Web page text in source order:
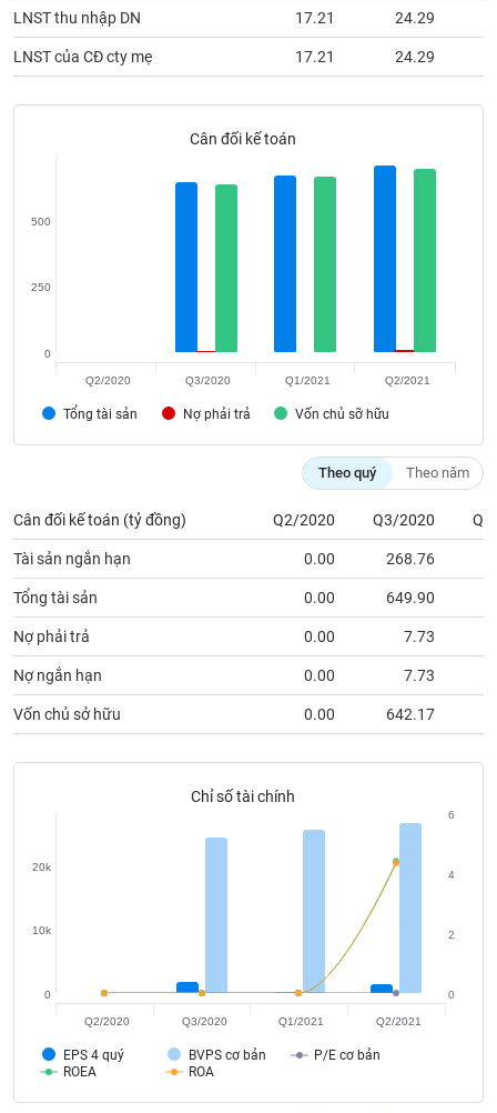
LNST thu nhập DN 17.21 24.29
LNST của CĐ cty mẹ 17.21 24.29
Cân đối kế toán
Tổng tài sản Nợ phải trả Vốn chủ sỡ hữu
0
250
500
Q2/2020 Q3/2020 Q1/2021 Q2/2021
Theo quý Theo năm
Cân đối kế toán (tỷ đồng) Q2/2020 Q3/2020
Tài sản ngắn hạn 0.00 268.76
Tổng tài sản 0.00 649.90
Nợ phải trả 0.00 7.73
Nợ ngắn hạn 0.00 7.73
Vốn chủ sở hữu 0.00 642.17
Chỉ số tài chính
EPS 4 quý BVPS cơ bản
P/E cơ bản
ROEA
ROA
0
10k
20k
0
2
4
6
Q2/2020 Q3/2020 Q1/2021 Q2/2021
BẤT
ĐỘNG
SẢN
(-)
Bài
viết
của
tác
giả
(-)
Báo
cáo
phân
Thuật
Đào
tạo